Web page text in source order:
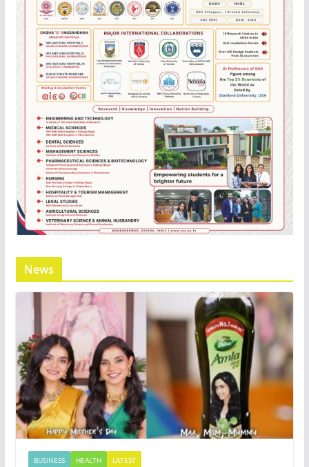
News
BUSINESS HEALTH LATEST